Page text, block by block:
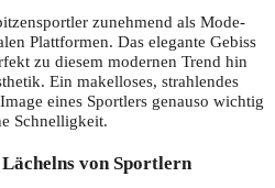
zunehmend als Mode-
Plattformen. Das elegante Gebiss
zu diesem modernen Trend hin
Ein makelloses, strahlendes
eines Sportlers genauso wichtig
Schnelligkeit.
von Sportlern